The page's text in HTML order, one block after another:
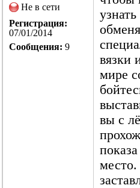
Не в сети
Регистрация:
07/01/2014
Сообщения: 9
вязки
мире
вы с